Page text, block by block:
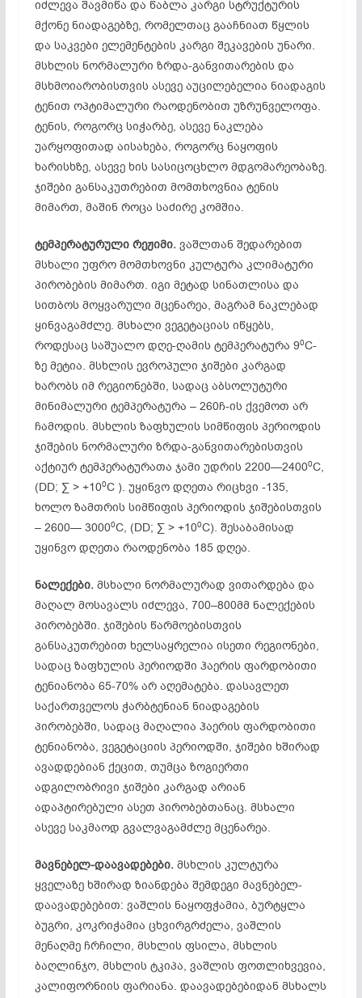
იძლევა შავმიწა და წაბლა კარგი სტრუქტურის
მქონე ნიადაგებზე, რომელთაც გააჩნიათ წყლის
და საკვები ელემენტების კარგი შეკავების უნარი.
მსხლის ნორმალური ზრდა-განვითარების და
მსხმოიარობისთვის ასევე აუცილებელია ნიადაგის
ტენით ოპტიმალური რაოდენობით უზრუნველოფა.
ტენის, როგორც სიჭარბე, ასევე ნაკლება
უარყოფითად აისახება, როგორც ნაყოფის
ხარისხზე, ასევე ხის სასიცოცხლო მდგომარეობაზე.
ჯიშები განსაკუთრებით მომთხოვნია ტენის
მიმართ, მაშინ როცა საძირე კომშია.
ტემპერატურული რეჟიმი.ვაშლთან შედარებით
მსხალი უფრო მომთხოვნი კულტურა კლიმატური
პირობების მიმართ. იგი მეტად სინათლისა და
სითბოს მოყვარული მცენარეა, მაგრამ ნაკლებად
ყინვაგამძლე. მსხალი ვეგეტაციას იწყებს,
როდესაც საშუალო დღე-ღამის ტემპერატურა 90C-
ზე მეტია. მსხლის ევროპული ჯიშები კარგად
ხარობს იმ რეგიონებში, სადაც აბსოლუტური
მინიმალური ტემპერატურა – 260ჩ-ის ქვემოთ არ
ჩამოდის. მსხლის ზაფხულის სიმწიფის პერიოდის
ჯიშების ნორმალური ზრდა-განვითარებისთვის
აქტიურ ტემპერატურათა ჯამი უდრის 2200—24000C,
(DD; ∑ > +100C ). უყინვო დღეთა რიცხვი -135,
ხოლო ზამთრის სიმწიფის პერიოდის ჯიშებისთვის
– 2600— 30000C, (DD; ∑ > +100C). შესაბამისად
უყინვო დღეთა რაოდენობა 185 დღეა.
ნალექები.მსხალი ნორმალურად ვითარდება და
მაღალ მოსავალს იძლევა, 700–800მმ ნალექების
პირობებში. ჯიშების წარმოებისთვის
განსაკუთრებით ხელსაყრელია ისეთი რეგიონები,
სადაც ზაფხულის პერიოდში ჰაერის ფარდობითი
ტენიანობა 65-70% არ აღემატება. დასავლეთ
საქართველოს ჭარბტენიან ნიადაგების
პირობებში, სადაც მაღალია ჰაერის ფარდობითი
ტენიანობა, ვეგეტაციის პერიოდში, ჯიშები ხშირად
ავადდებიან ქეცით, თუმცა ზოგიერთი
ადგილობრივი ჯიშები კარგად არიან
ადაპტირებული ასეთ პირობებთანაც. მსხალი
ასევე საკმაოდ გვალვაგამძლე მცენარეა.
მავნებელ-დაავადებები.მსხლის კულტურა
ყველაზე ხშირად ზიანდება შემდეგი მავნებელ-
დაავადებებით: ვაშლის ნაყოფჭამია, ბურტყლა
ბუგრი, კოკრიჭამია ცხვირგრძელა, ვაშლის
მენაღმე ჩრჩილი, მსხლის ფსილა, მსხლის
ბაღლინჯო, მსხლის ტკიპა, ვაშლის ფოთლიხვევია,
კალიფორნიის ფარიანა. დაავადებებიდან მსხალს